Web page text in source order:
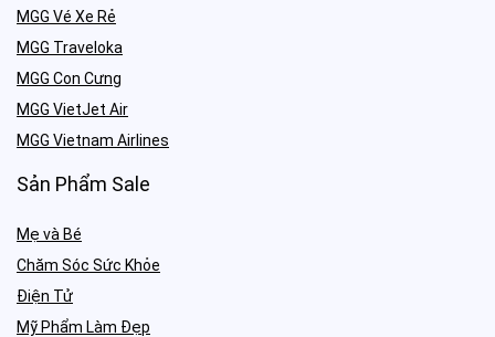
MGG Vé Xe Rẻ
MGG Traveloka
MGG Con Cưng
MGG VietJet Air
MGG Vietnam Airlines
Sản Phẩm Sale
Mẹ và Bé
Chăm Sóc Sức Khỏe
Điện Tử
Mỹ Phẩm Làm Đẹp